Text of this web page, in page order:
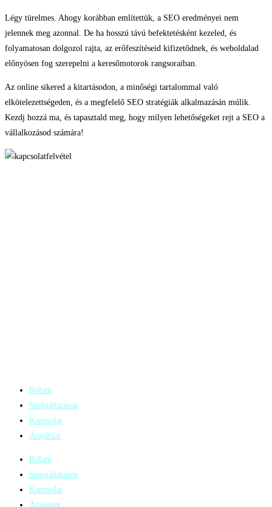
Légy türelmes. Ahogy korábban említettük, a SEO eredményei nem
jelennek meg azonnal. De ha hosszú távú befektetésként kezeled, és
folyamatosan dolgozol rajta, az erőfeszítéseid kifizetődnek, és weboldalad
előnyösen fog szerepelni a keresőmotorok rangsoraiban.
Az online sikered a kitartásodon, a minőségi tartalommal való
elkötelezettségeden, és a megfelelő SEO stratégiák alkalmazásán múlik.
Kezdj hozzá ma, és tapasztald meg, hogy milyen lehetőségeket rejt a SEO a
vállalkozásod számára!
Rólam
Szolgáltatások
Kapcsolat
Árajánlat
Rólam
Szolgáltatások
Kapcsolat
Árajánlat